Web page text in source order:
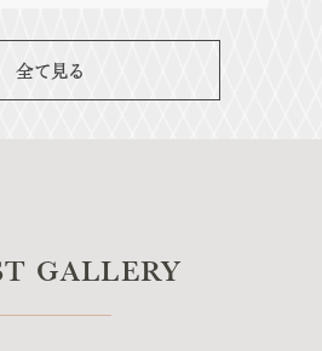
全て見る
GALLERY